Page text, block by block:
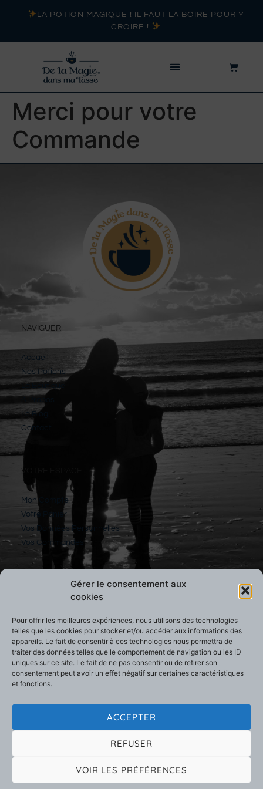
Gérer le consentement aux
cookies
Pour offrir les meilleures expériences, nous utilisons des technologies
telles que les cookies pour stocker et/ou accéder aux informations des
appareils. Le fait de consentir à ces technologies nous permettra de
traiter des données telles que le comportement de navigation ou les ID
uniques sur ce site. Le fait de ne pas consentir ou de retirer son
consentement peut avoir un effet négatif sur certaines caractéristiques
et fonctions.
ACCEPTER
REFUSER
VOIR LES PRÉFÉRENCES
LA POTION MAGIQUE ! IL FAUT LA BOIRE POUR Y
CROIRE !
Merci pour votre
Commande
NAVIGUER
Accueil
Nos Potions
La Boutique
Le Blog
Contact
VOTRE ESPACE
Mon Compte
Votre Panier
Vos Données Personnelles
Vos Commandes
SÉCURITÉ ET VIE PRIVÉE
Politique de confidentialité
Cookies et Vie Privée
Conditions générales de vente